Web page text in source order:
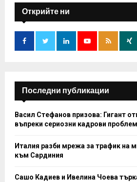
f
o
:
Открийте ни
Последни публикации
Васил Стефанов призова: Гигант
въпреки сериозни кадрови
Италия разби мрежа за трафик на
към Сардиния
Сашо Кадиев и Ивелина Чоева